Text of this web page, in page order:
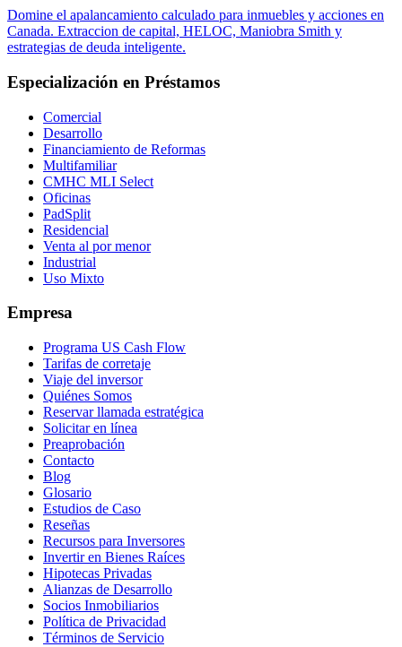
Domine el apalancamiento calculado para inmuebles y acciones en
Canada. Extraccion de capital, HELOC, Maniobra Smith y
estrategias de deuda inteligente.
Especialización en Préstamos
Comercial
Desarrollo
Financiamiento de Reformas
Multifamiliar
CMHC MLI Select
Oficinas
PadSplit
Residencial
Venta al por menor
Industrial
Uso Mixto
Empresa
Programa US Cash Flow
Tarifas de corretaje
Viaje del inversor
Quiénes Somos
Reservar llamada estratégica
Solicitar en línea
Preaprobación
Contacto
Blog
Glosario
Estudios de Caso
Reseñas
Recursos para Inversores
Invertir en Bienes Raíces
Hipotecas Privadas
Alianzas de Desarrollo
Socios Inmobiliarios
Política de Privacidad
Términos de Servicio